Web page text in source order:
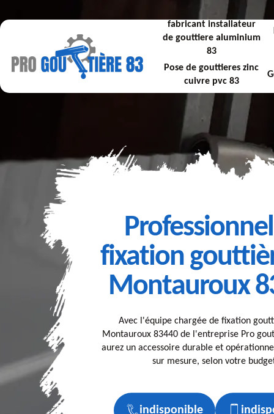
fabricant installateur
de gouttiere aluminium
83
Pose de gouttieres zinc
cuivre pvc 83
fixation
Montauroux
Avec l'équipe chargée de fixation
Montauroux 83440 de l'entreprise Pro
aurez un accessoire durable et
sur mesure, selon votre
indisponible